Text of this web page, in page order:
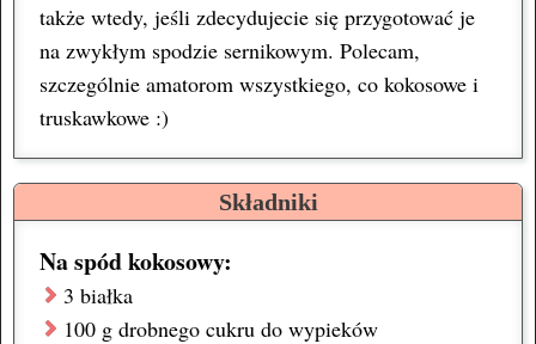
także wtedy, jeśli zdecydujecie się przygotować je
na zwykłym spodzie sernikowym. Polecam,
szczególnie amatorom wszystkiego, co kokosowe i
truskawkowe :)
Składniki
Na spód kokosowy:
3 białka
100 g drobnego cukru do wypieków